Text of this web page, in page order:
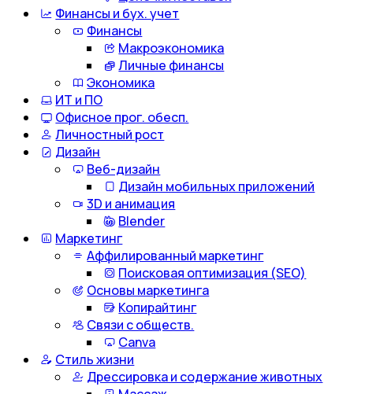
Финансы и бух. учет
Финансы
Макроэкономика
Личные финансы
Экономика
ИТ и ПО
Офисное прог. обесп.
Личностный рост
Дизайн
Веб-дизайн
Дизайн мобильных приложений
3D и анимация
Blender
Маркетинг
Аффилированный маркетинг
Поисковая оптимизация (SEO)
Основы маркетинга
Копирайтинг
Связи с обществ.
Canva
Стиль жизни
Дрессировка и содержание животных